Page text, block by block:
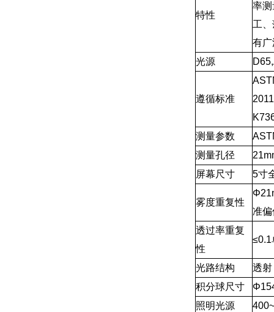
特性
率
工
有
光源
遵循标准
测量参数
测量孔径
屏幕尺寸
5寸
雾度重复性
准
透过率重复
性
≤0.1
光路结构
透
积分球尺寸
照明光源